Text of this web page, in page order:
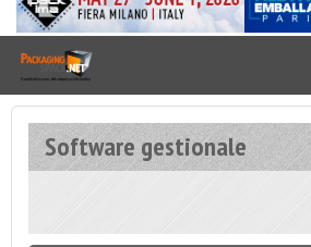
Software gestionale